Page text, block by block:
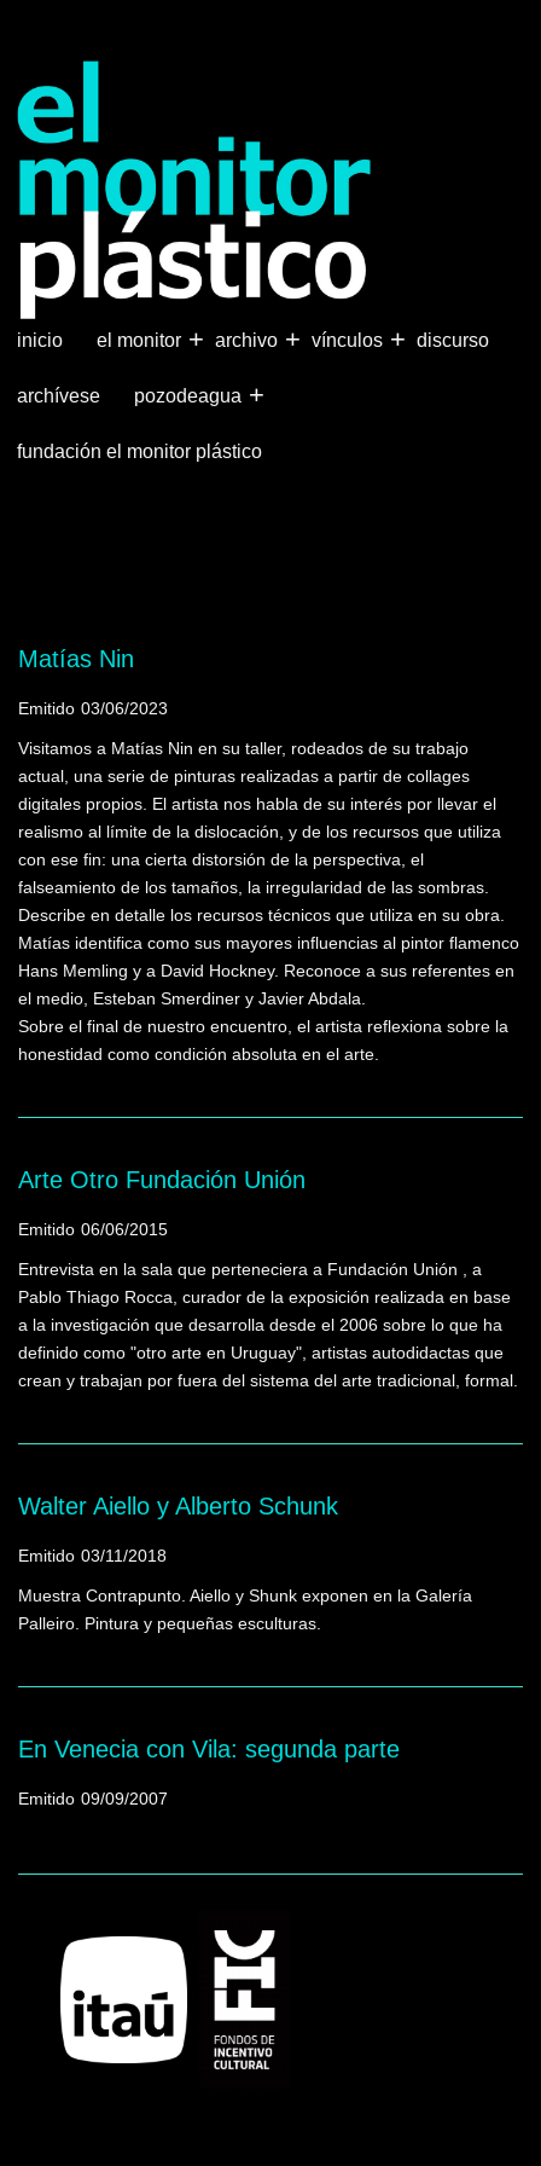
principal
inicio +
el monitor +
archivo +
vínculos discurso
archívese +
pozodeagua
fundación el monitor plástico
Matías Nin
Emitido 03/06/2023
Visitamos a Matías Nin en su taller, rodeados de su trabajo
actual, una serie de pinturas realizadas a partir de collages
digitales propios. El artista nos habla de su interés por llevar el
realismo al límite de la dislocación, y de los recursos que utiliza
con ese fin: una cierta distorsión de la perspectiva, el
falseamiento de los tamaños, la irregularidad de las sombras.
Describe en detalle los recursos técnicos que utiliza en su obra.
Matías identifica como sus mayores influencias al pintor flamenco
Hans Memling y a David Hockney. Reconoce a sus referentes en
el medio, Esteban Smerdiner y Javier Abdala.
Sobre el final de nuestro encuentro, el artista reflexiona sobre la
honestidad como condición absoluta en el arte.
Arte Otro Fundación Unión
Emitido 06/06/2015
Entrevista en la sala que perteneciera a Fundación Unión , a
Pablo Thiago Rocca, curador de la exposición realizada en base
a la investigación que desarrolla desde el 2006 sobre lo que ha
definido como "otro arte en Uruguay", artistas autodidactas que
crean y trabajan por fuera del sistema del arte tradicional, formal.
Walter Aiello y Alberto Schunk
Emitido 03/11/2018
Muestra Contrapunto. Aiello y Shunk exponen en la Galería
Palleiro. Pintura y pequeñas esculturas.
En Venecia con Vila: segunda parte
Emitido 09/09/2007